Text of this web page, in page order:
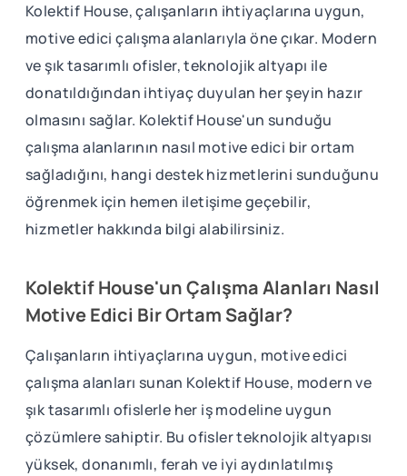
Kolektif House, çalışanların ihtiyaçlarına uygun,
motive edici çalışma alanlarıyla öne çıkar. Modern
ve şık tasarımlı ofisler, teknolojik altyapı ile
donatıldığından ihtiyaç duyulan her şeyin hazır
olmasını sağlar. Kolektif House'un sunduğu
çalışma alanlarının nasıl motive edici bir ortam
sağladığını, hangi destek hizmetlerini sunduğunu
öğrenmek için hemen iletişime geçebilir,
hizmetler hakkında bilgi alabilirsiniz.
Kolektif House'un Çalışma Alanları Nasıl
Motive Edici Bir Ortam Sağlar?
Çalışanların ihtiyaçlarına uygun, motive edici
çalışma alanları sunan Kolektif House, modern ve
şık tasarımlı ofislerle her iş modeline uygun
çözümlere sahiptir. Bu ofisler teknolojik altyapısı
yüksek, donanımlı, ferah ve iyi aydınlatılmış